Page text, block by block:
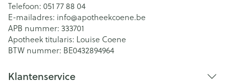
Telefoon: 051 77 88 04
E-mailadres: info@apotheekcoene.be
APB nummer: 333701
Apotheek titularis: Louise Coene
BTW nummer: BE0432894964
Klantenservice